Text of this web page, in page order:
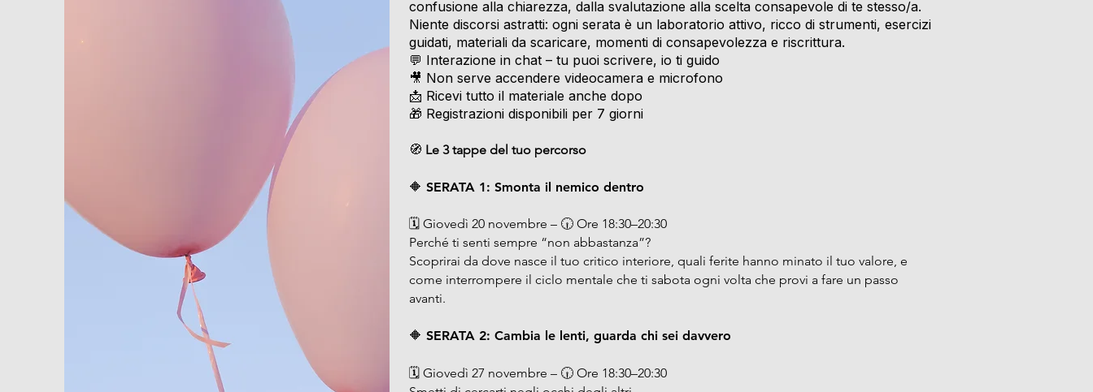
confusione alla chiarezza, dalla svalutazione alla scelta consapevole di te stesso/a.
Niente discorsi astratti: ogni serata è un laboratorio attivo, ricco di strumenti, esercizi
guidati, materiali da scaricare, momenti di consapevolezza e riscrittura.
💬 Interazione in chat – tu puoi scrivere, io ti guido
🎥 Non serve accendere videocamera e microfono
📩 Ricevi tutto il materiale anche dopo
🎁 Registrazioni disponibili per 7 giorni
🧭 Le 3 tappe del tuo percorso
🔶 SERATA 1: Smonta il nemico dentro
🗓️ Giovedì 20 novembre – 🕡 Ore 18:30–20:30
Perché ti senti sempre “non abbastanza”?
Scoprirai da dove nasce il tuo critico interiore, quali ferite hanno minato il tuo valore, e
come interrompere il ciclo mentale che ti sabota ogni volta che provi a fare un passo
avanti.
🔶 SERATA 2: Cambia le lenti, guarda chi sei davvero
🗓️ Giovedì 27 novembre – 🕡 Ore 18:30–20:30